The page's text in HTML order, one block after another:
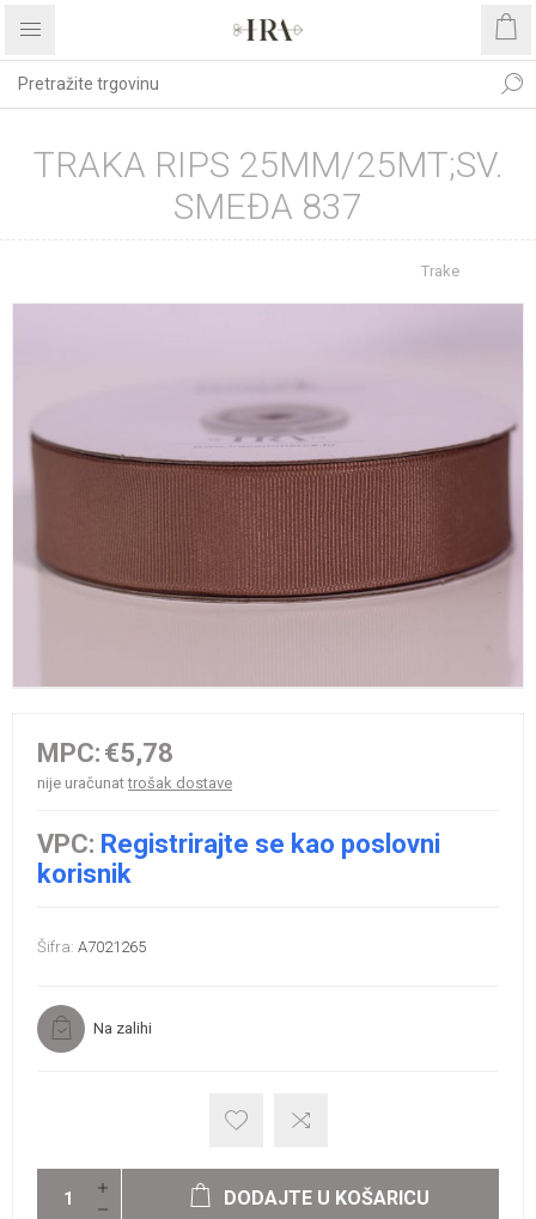
TRAKA RIPS 25MM/25MT;SV.
SMEĐA 837
Trake
MPC: €5,78
nije uračunattrošak dostave
VPC: Registrirajte se kao poslovni
korisnik
Šifra: A7021265
Na zalihi
DODAJTE U KOŠARICU